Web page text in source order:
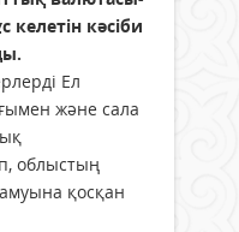
келетін кәсіби
Ел
және сала
облыстың
қосқан